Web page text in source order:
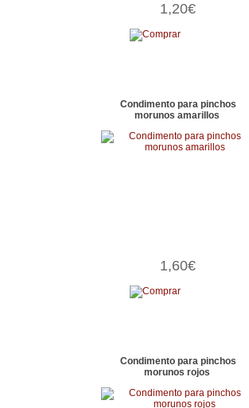
1,20€
Condimento para pinchos
morunos amarillos
1,60€
Condimento para pinchos
morunos rojos